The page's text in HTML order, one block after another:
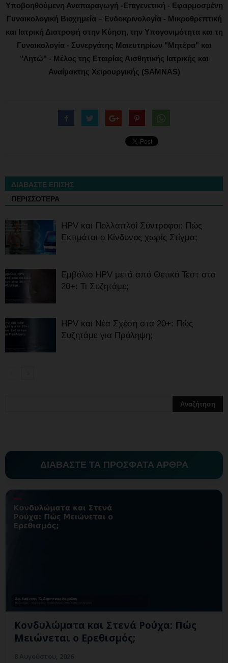
Υποβοηθούμενη Αναπαραγωγή -Επιγενετική - Εφαρμοσμένη
Γυναικολογική Βιοχημεία – Ενδοκρινολογία - Μικροθρεπτική
και Ιατρική Διατροφή στην Κύηση, την Υπογονιμότητα και τη
Γυναικολογία - Συνεργάτης Μαιευτηρίων "Μητέρα" και
"Λητώ" - Μέλος της Εταιρίας Αισθητικής Ιατρικής και
Αναίμακτης Χειρουργικής (SAMNAS)
ΔΙΑΒΑΣΤΕ ΕΠΙΣΗΣ
ΠΕΡΙΣΣΟΤΕΡΑ
HPV και Πολλαπλοί Σύντροφοι: Πώς
Εκτιμάται ο Κίνδυνος χωρίς Στίγμα;
Εμβόλιο HPV μετά από Θετικό Τεστ στα
20+: Τι Συζητάμε;
HPV και Νέα Σχέση στα 20+: Πώς
Συζητάμε για Πρόληψη;
ΔΙΑΒΑΣΤΕ ΤΑ ΠΡΟΣΦΑΤΑ ΑΡΘΡΑ
Κονδυλώματα και Στενά Ρούχα: Πώς
Μειώνεται ο Ερεθισμός;